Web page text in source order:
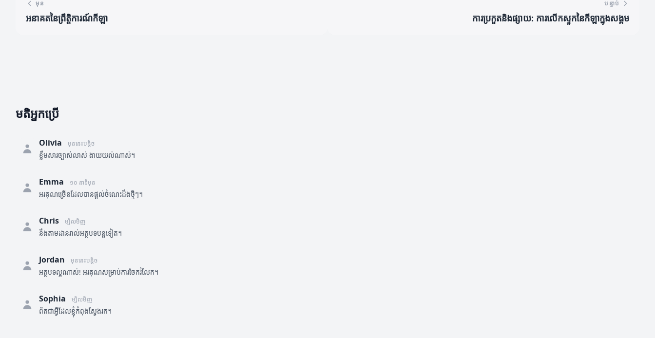
មុន
អនាគតនៃព្រឹត្តិការណ៍កីឡា
បន្ទាប់
ការប្រកួតនិងផ្សាយ: ការលើកស្ទូកនៃកីឡាក្នុងសង្គម
មតិអ្នកប្រើ
Olivia មុននេះបន្តិច
ខ្លឹមសារច្បាស់លាស់ ងាយយល់ណាស់។
Emma ១០ នាទីមុន
អរគុណច្រើនដែលបានផ្តល់ចំណេះដឹងថ្មីៗ។
Chris ម្សិលមិញ
នឹងតាមដានរាល់អត្ថបទបន្តទៀត។
Jordan មុននេះបន្តិច
អត្ថបទល្អណាស់! អរគុណសម្រាប់ការចែករំលែក។
Sophia ម្សិលមិញ
ពិតជាអ្វីដែលខ្ញុំកំពុងស្វែងរក។